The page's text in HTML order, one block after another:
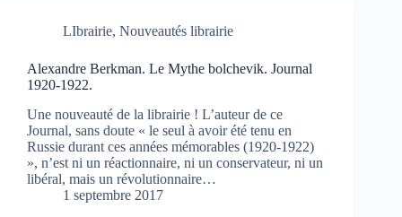
LIbrairie, Nouveautés librairie
Alexandre Berkman. Le Mythe bolchevik. Journal
1920-1922.
Une nouveauté de la librairie ! L’auteur de ce
Journal, sans doute « le seul à avoir été tenu en
Russie durant ces années mémorables (1920-1922)
», n’est ni un réactionnaire, ni un conservateur, ni un
libéral, mais un révolutionnaire…
1 septembre 2017